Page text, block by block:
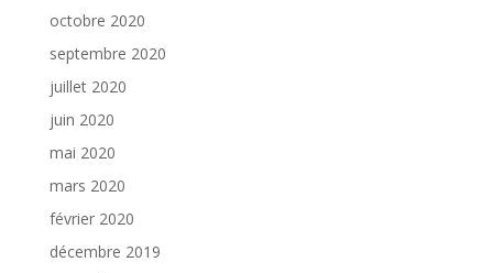
octobre 2020
septembre 2020
juillet 2020
juin 2020
mai 2020
mars 2020
février 2020
décembre 2019